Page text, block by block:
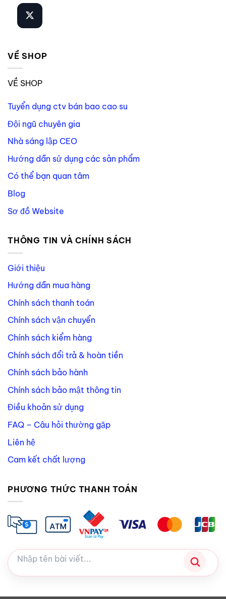
VỀ SHOP
VỀ SHOP
Tuyển dụng ctv bán bao cao su
Đội ngũ chuyên gia
Nhà sáng lập CEO
Hướng dẫn sử dụng các sản phẩm
Có thể bạn quan tâm
Blog
Sơ đồ Website
THÔNG TIN VÀ CHÍNH SÁCH
Giới thiệu
Hướng dẫn mua hàng
Chính sách thanh toán
Chính sách vận chuyển
Chính sách kiểm hàng
Chính sách đổi trả & hoàn tiền
Chính sách bảo hành
Chính sách bảo mật thông tin
Điều khoản sử dụng
FAQ – Câu hỏi thường gặp
Liên hệ
Cam kết chất lượng
PHƯƠNG THỨC THANH TOÁN